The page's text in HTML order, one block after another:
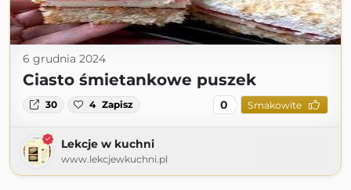
6 grudnia 2024
Ciasto śmietankowe puszek
30 4 Zapisz 0 Smakowite
Lekcje w kuchni
www.lekcjewkuchni.pl